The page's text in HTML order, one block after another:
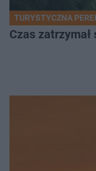
TURYSTYCZNA
Czas